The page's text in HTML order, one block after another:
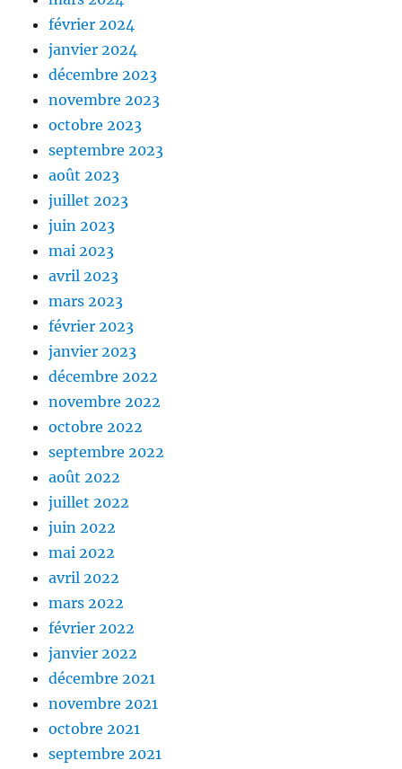
février 2024
janvier 2024
décembre 2023
novembre 2023
octobre 2023
septembre 2023
août 2023
juillet 2023
juin 2023
mai 2023
avril 2023
mars 2023
février 2023
janvier 2023
décembre 2022
novembre 2022
octobre 2022
septembre 2022
août 2022
juillet 2022
juin 2022
mai 2022
avril 2022
mars 2022
février 2022
janvier 2022
décembre 2021
novembre 2021
octobre 2021
septembre 2021